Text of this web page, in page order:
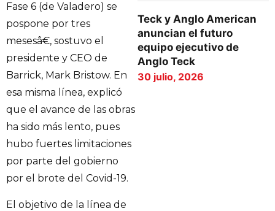
Fase 6 (de Valadero) se
pospone por tres
mesesâ€, sostuvo el
presidente y CEO de
Barrick, Mark Bristow. En
esa misma línea, explicó
que el avance de las obras
ha sido más lento, pues
hubo fuertes limitaciones
por parte del gobierno
por el brote del Covid-19.
El objetivo de la línea de
Teck y Anglo American
anuncian el futuro
equipo ejecutivo de
Anglo Teck
30 julio, 2026